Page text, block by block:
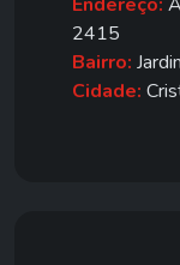
2415
Bairro:
Cidade: